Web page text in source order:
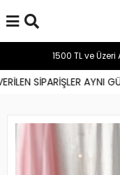
SİPARİŞLER AYNI GÜN
1500 TL ve